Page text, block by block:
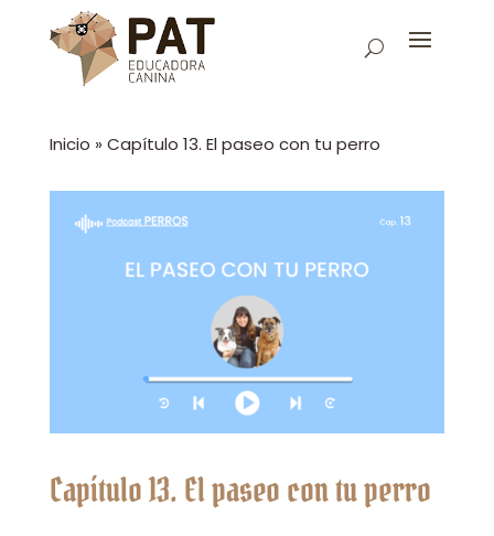
Inicio » Capítulo 13. El paseo con tu perro
Capítulo 13. El paseo con tu perro